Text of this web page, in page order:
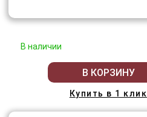
В наличии
В КОРЗИНУ
Купить в 1 клик